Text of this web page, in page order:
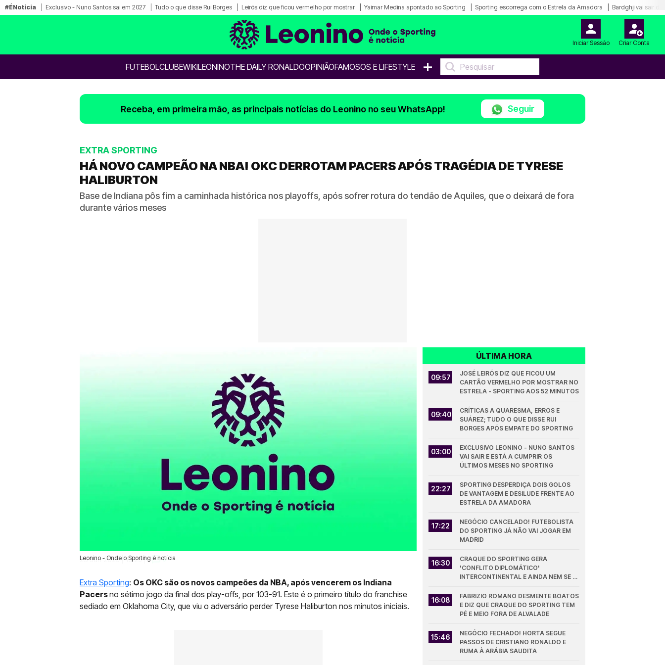
#ÉNotícia Exclusivo - Nuno Santos sai em 2027 Tudo o que disse Rui Borges Leirós diz que ficou vermelho por mostrar Yaimar Medina apontado ao Sporting Sporting escorrega com o Estrela da Amadora Bardghji vai sair
Iniciar Sessão Criar Conta
FUTEBOLCLUBEWIKILEONINOTHE DAILY RONALDOOPINIÃOFAMOSOS E LIFESTYLE +
Receba, em primeira mão, as principais notícias do Leonino no seu WhatsApp! Seguir
EXTRA SPORTING
HÁ NOVO CAMPEÃO NA NBA! OKC DERROTAM PACERS APÓS TRAGÉDIA DE TYRESE
HALIBURTON
Base de Indiana pôs fim a caminhada histórica nos playoffs, após sofrer rotura do tendão de Aquiles, que o deixará de fora
durante vários meses
Leonino - Onde o Sporting é notícia
23 Jun 2025 | 19:25 | 0
Extra Sporting: Os OKC são os novos campeões da NBA, após vencerem os Indiana
Pacersno sétimo jogo da final dos play-offs, por 103-91. Este é o primeiro título do franchise
sediado em Oklahoma City, que viu o adversário perder Tyrese Haliburton nos minutos iniciais.
ÚLTIMA HORA
09:57
JOSÉ LEIRÓS DIZ QUE FICOU UM
CARTÃO VERMELHO POR MOSTRAR NO
ESTRELA - SPORTING AOS 52 MINUTOS
09:40
CRÍTICAS A QUARESMA, ERROS E
SUÁREZ; TUDO O QUE DISSE RUI
BORGES APÓS EMPATE DO SPORTING
03:00
EXCLUSIVO LEONINO - NUNO SANTOS
VAI SAIR E ESTÁ A CUMPRIR OS
ÚLTIMOS MESES NO SPORTING
22:27
SPORTING DESPERDIÇA DOIS GOLOS
DE VANTAGEM E DESILUDE FRENTE AO
ESTRELA DA AMADORA
17:22
NEGÓCIO CANCELADO! FUTEBOLISTA
DO SPORTING JÁ NÃO VAI JOGAR EM
MADRID
16:30
CRAQUE DO SPORTING GERA
'CONFLITO DIPLOMÁTICO'
INTERCONTINENTAL E AINDA NEM SE
16:08
FABRIZIO ROMANO DESMENTE BOATOS
E DIZ QUE CRAQUE DO SPORTING TEM
PÉ E MEIO FORA DE ALVALADE
15:46
NEGÓCIO FECHADO! HORTA SEGUE
PASSOS DE CRISTIANO RONALDO E
RUMA À ARÁBIA SAUDITA